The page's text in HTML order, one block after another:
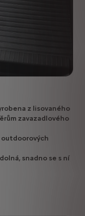
z lisovaného
zavazadlového
outdoorových
snadno se s ní